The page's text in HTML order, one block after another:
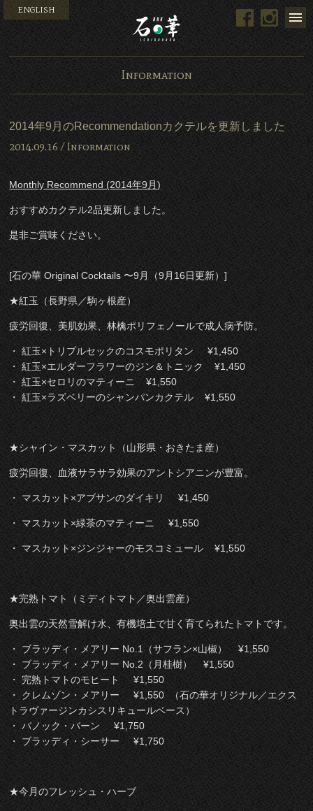
Bar 石の華 -BAR
ENGLISH Facebook
Information
2014年9月のRecommendationカクテルを更新しました
2014.09.16 /Information
Monthly Recommend (2014年9月)
おすすめカクテル2品更新しました。
是非ご賞味ください。
[石の華 Original Cocktails 〜9月（9月16日更新）]
★紅玉（長野県／駒ヶ根産）
疲労回復、美肌効果、林檎ポリフェノールで成人病予防。
・ 紅玉×トリプルセックのコスモポリタン ¥1,450
・ 紅玉×エルダーフラワーのジン＆トニック ¥1,450
・ 紅玉×セロリのマティーニ ¥1,550
・ 紅玉×ラズベリーのシャンパンカクテル ¥1,550
★シャイン・マスカット（山形県・おきたま産）
疲労回復、血液サラサラ効果のアントシアニンが豊富。
・ マスカット×アブサンのダイキリ ¥1,450
・ マスカット×緑茶のマティーニ ¥1,550
・ マスカット×ジンジャーのモスコミュール ¥1,550
★完熟トマト（ミディトマト／奥出雲産）
奥出雲の天然雪解け水、有機培土で甘く育てられたトマトです。
・ ブラッディ・メアリー No.1（サフラン×山椒） ¥1,550
・ ブラッディ・メアリー No.2（月桂樹） ¥1,550
・ 完熟トマトのモヒート ¥1,550
・ クレムゾン・メアリー ¥1,550 （石の華オリジナル／エクス
トラヴァージンカシスリキュールベース）
・ バノック・バーン ¥1,750
・ ブラッディ・シーサー ¥1,750
★今月のフレッシュ・ハーブ